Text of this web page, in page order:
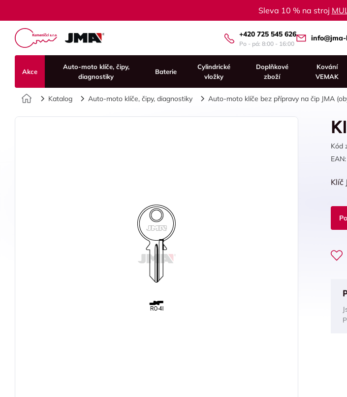
Sleva 10 % na stroj
+420 725 545 626
Po - pá: 8:00 - 16:00
Akce
Auto-moto klíče, čipy,
diagnostiky
Baterie
Cylindrické
vložky
Doplňkové
zboží
Kování
VEMAK
Úvod
Katalog Auto-moto klíče, čipy, diagnostiky Auto-moto klíče bez přípravy na čip JMA
Kód
EAN:
Klíč